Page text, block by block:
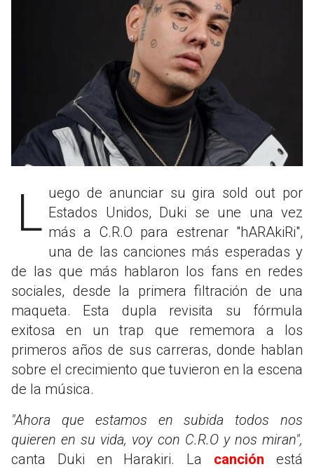
Luego de anunciar su gira sold out por Estados Unidos, Duki se une una vez
más a C.R.O para estrenar "hARAkiRi",
una de las canciones más esperadas y
de las que más hablaron los fans en redes
sociales, desde la primera filtración de una
maqueta. Esta dupla revisita su fórmula
exitosa en un trap que rememora a los
primeros años de sus carreras, donde hablan
sobre el crecimiento que tuvieron en la escena
de la música.
"Ahora que estamos en subida todos nos
quieren en su vida, voy con C.R.O y nos miran",
canta Duki en Harakiri. La canción está